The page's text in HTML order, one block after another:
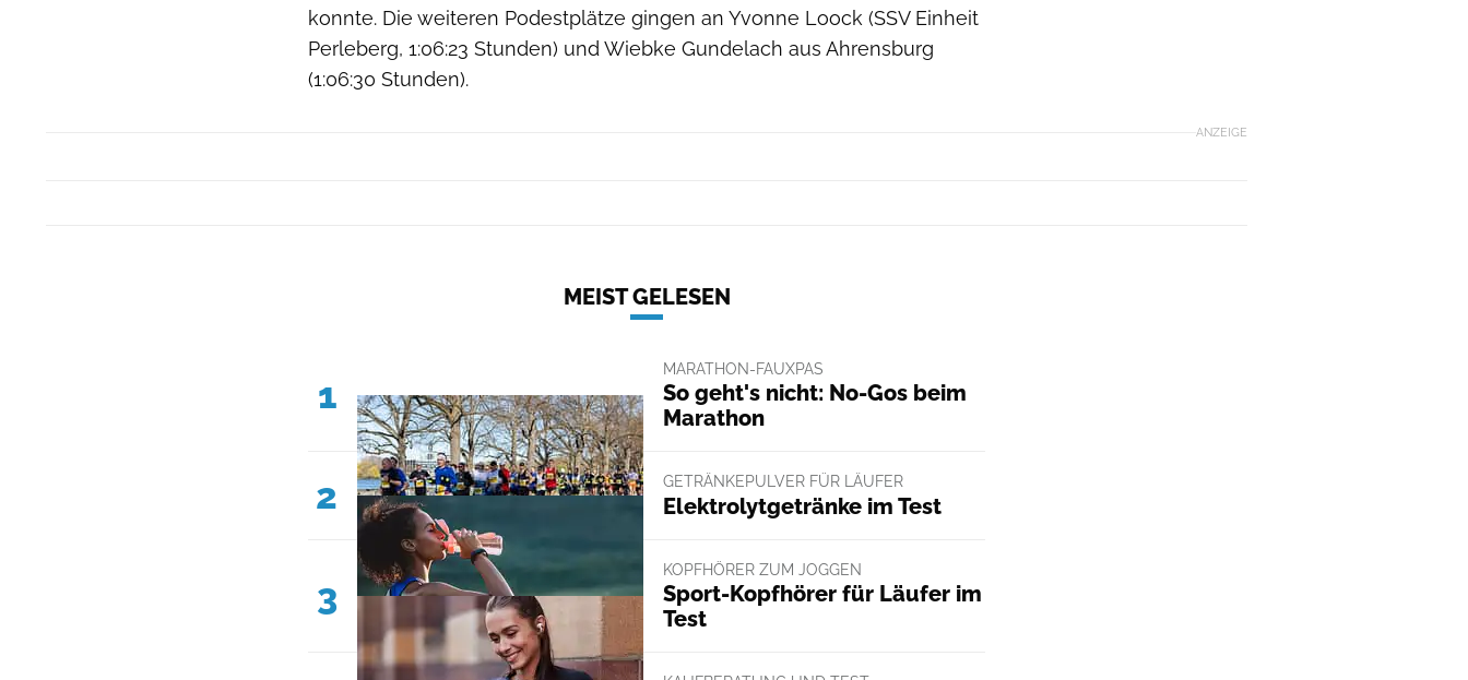
konnte. Die weiteren Podestplätze gingen an Yvonne Loock (SSV Einheit
Perleberg, 1:06:23 Stunden) und Wiebke Gundelach aus Ahrensburg
(1:06:30 Stunden).
ANZEIGE
MEIST GELESEN
1
MARATHON-FAUXPAS
So geht's nicht: No-Gos beim
Marathon
2 GETRÄNKEPULVER FÜR LÄUFER
Elektrolytgetränke im Test
3
KOPFHÖRER ZUM JOGGEN
Sport-Kopfhörer für Läufer im
Test